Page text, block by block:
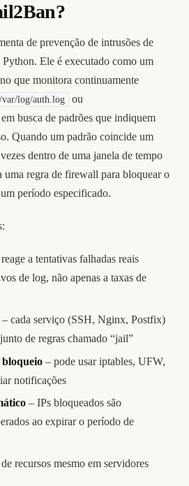
de prevenção de intrusões de
Ele é executado como um
que monitora continuamente
/var/log/auth.log ou
busca de padrões que indiquem
Quando um padrão coincide um
dentro de uma janela de tempo
regra de firewall para bloquear o
período especificado.
a tentativas falhadas reais
de log, não apenas a taxas de
– cada serviço (SSH, Nginx, Postfix)
de regras chamado “jail”
bloqueio – pode usar iptables, UFW,
notificações
– IPs bloqueados são
ao expirar o período de
recursos mesmo em servidores